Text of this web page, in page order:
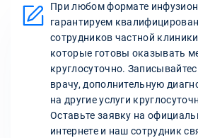
При любом формате
гарантируем
сотрудников частной
которые готовы оказывать
круглосуточно.
врачу, дополнительную
на другие услуги
Оставьте заявку на
интернете и наш сотрудник